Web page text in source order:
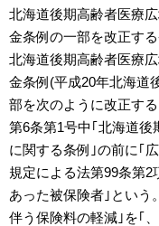
北海道後期高齢者医療
金条例の一部を改正す
北海道後期高齢者医療
金条例(平成20年北海道
部を次のように改正する
第6条第1号中｢北海道後
に関する条例｣の前に｢
規定による法第99条第
あった被保険者｣という
伴う保険料の軽減｣を｢